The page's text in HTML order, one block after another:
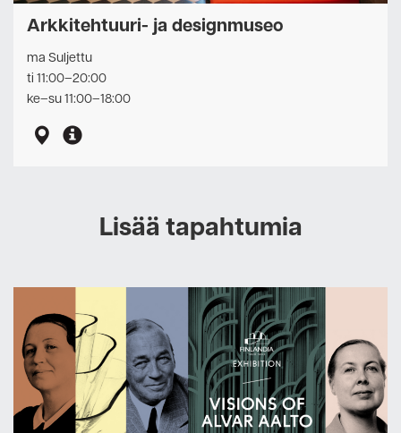
Arkkitehtuuri- ja designmuseo
ma Suljettu
ti 11:00–20:00
ke–su 11:00–18:00
Lisää tapahtumia